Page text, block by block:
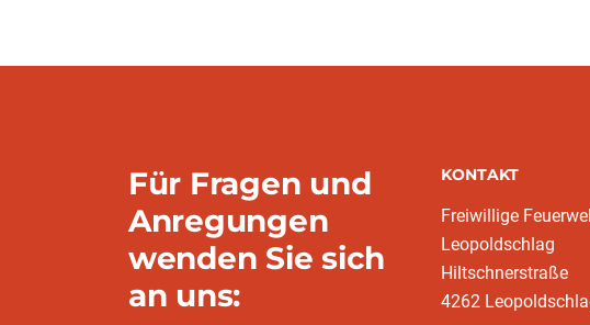
Für Fragen und
Anregungen
wenden Sie sich
an uns:
KONTAKT
Freiwillige
Leopoldschlag
Hiltschnerstraße
4262